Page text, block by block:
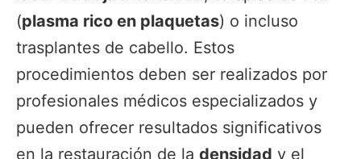
(plasma rico en plaquetas) o incluso
trasplantes de cabello. Estos
procedimientos deben ser realizados por
profesionales médicos especializados y
pueden ofrecer resultados significativos
en la restauración de la densidad y el